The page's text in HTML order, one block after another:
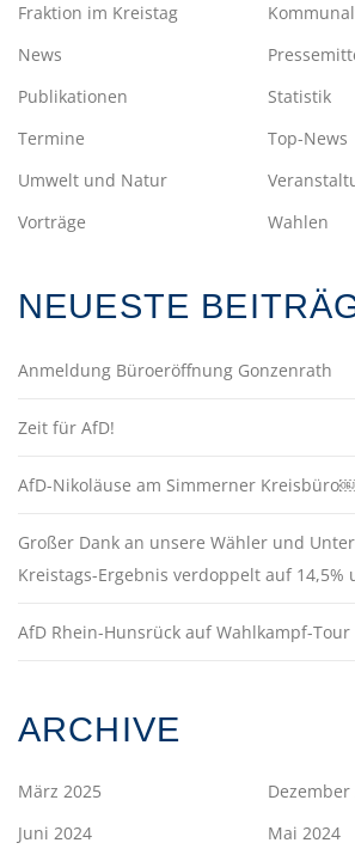
Fraktion im Kreistag
News
Publikationen
Statistik
Termine
Top-News
Umwelt und Natur
Vorträge
Wahlen
NEUESTE
Anmeldung Büroeröffnung Gonzenrath
Zeit für AfD!
AfD-Nikoläuse am Simmerner Kreisbüro￼
Großer Dank an unsere Wähler und
Kreistags-Ergebnis verdoppelt auf 14,5%
AfD Rhein-Hunsrück auf Wahlkampf-Tour
ARCHIVE
März 2025
Dezember
Juni 2024
Mai 2024